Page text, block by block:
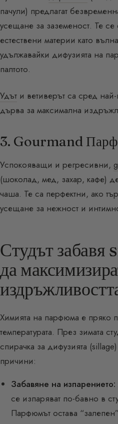
пачули) предлагат
усещане за заземеност. Те се
естествени материи като
удължавайки дифузията на
палтото.
Удът и ветиверът са сред
дърва за максимална
3. Gourmand
Успокояващи и регресивни,
(шоколад, мед, захар, кафе)
чаша. Те са перфектни, ако
усещане за нежност и
Студът
да
Химията на парфюма е пряко
температурата. През зимата
спирачка за дифузията
причини:
Забавяне на изпарението:
се изпаряват по-бавно в
Парфюмът остава